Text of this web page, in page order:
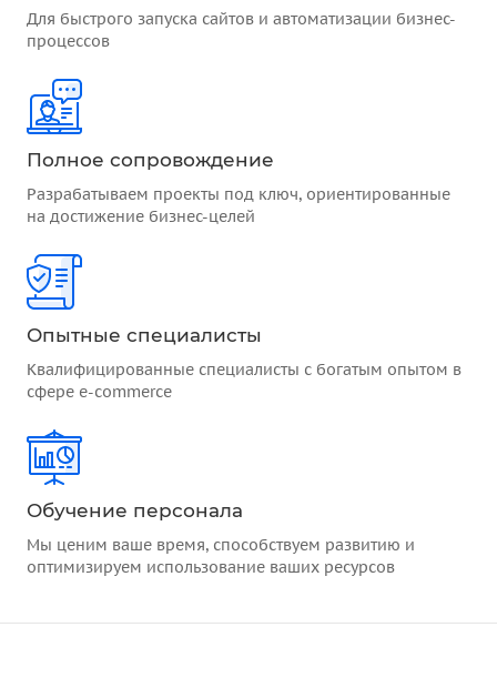
Для быстрого запуска сайтов и автоматизации бизнес-
процессов
Полное сопровождение
Разрабатываем проекты под ключ, ориентированные
на достижение бизнес-целей
Опытные специалисты
Квалифицированные специалисты с богатым опытом в
сфере e-commerce
Обучение персонала
Мы ценим ваше время, способствуем развитию и
оптимизируем использование ваших ресурсов